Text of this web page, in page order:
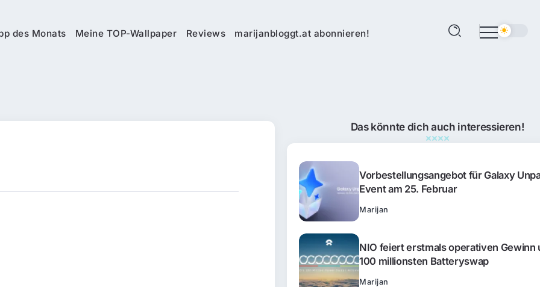
des Monats Meine TOP-Wallpaper Reviews marijanbloggt.at abonnieren!
Das könnte dich auch interessieren!
Vorbestellungsangebot für Galaxy
Event am 25. Februar
Marijan
NIO feiert erstmals operativen Gewinn
100 millionsten Batteryswap
Marijan